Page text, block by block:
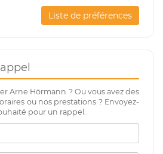
Liste de préférences
Arne Hörmann ? Ou vous avez des
ou nos prestations ? Envoyez-
pour un rappel.